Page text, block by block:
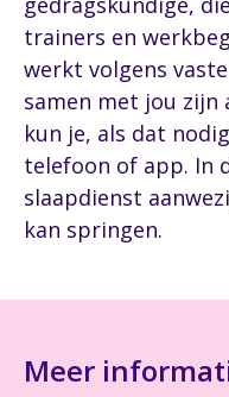
trainers en
werkt volgens
samen met jou zijn
kun je, als dat
telefoon of app. In
slaapdienst
kan springen.
Meer